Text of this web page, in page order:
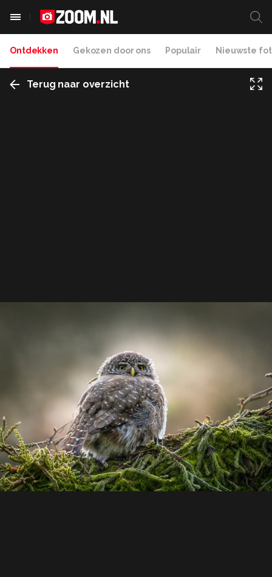
Ontdekken Gekozen door ons Populair Nieuwste
Terug naar overzicht